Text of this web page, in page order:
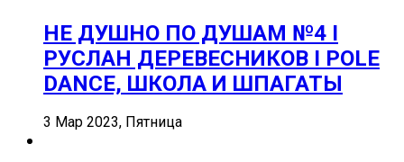
НЕ ДУШНО ПО ДУШАМ №4 I
РУСЛАН ДЕРЕВЕСНИКОВ I POLE
DANCE, ШКОЛА И ШПАГАТЫ
3 Мар 2023, Пятница